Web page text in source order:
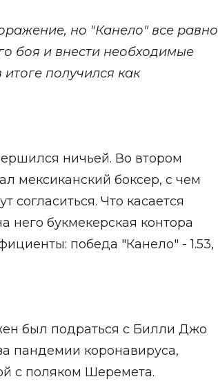
но "Канело" все равно
боя и внести необходимые
получился как
ничьей. Во втором
мексиканский боксер, с чем
согласиться. Что касается
него букмекерская контора
победа "Канело" - 1.53,
был подраться с Билли Джо
пандемии коронавируса,
с поляком Шеремета.